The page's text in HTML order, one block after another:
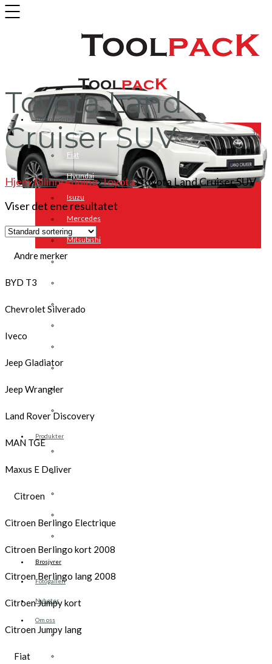
Bilinnredning
Citroen
Fiat
Hyundai
Isuzu
Mercedes
Mitsubishi
Produkter
Skuffeseksjoner
Brosjyrer
Fotogalleri
Nyheter
Om oss
Skreddersøm
Toyota Land
Cruiser SUV
Hjem Bilinnredning Toyota Toyota Land Cruiser SUV
Viser det ene resultatet
Andre merker
BYD T3
Chevrolet Silverado
Iveco
Jeep Gladiator
Jeep Wrangler
Land Rover Discovery
MAN TGE
Maxus E Deliver
Citroen
Citroen Berlingo Electrique
Citroen Berlingo kort 2008
Citroen Berlingo lang 2008
Citroen Jumpy kort
Citroen Jumpy lang
Fiat